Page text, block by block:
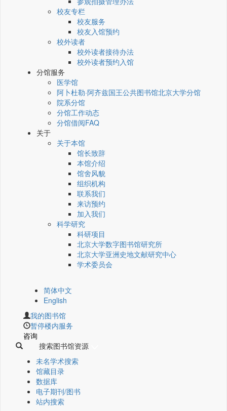
校友专栏
校友服务
校友入馆预约
校外读者
校外读者接待办法
校外读者预约入馆
分馆服务
医学馆
阿卜杜勒·阿齐兹国王公共图书馆北京大学分馆
院系分馆
分馆工作动态
分馆借阅FAQ
关于
关于本馆
馆长致辞
本馆介绍
馆舍风貌
组织机构
联系我们
来访预约
加入我们
科学研究
科研项目
北京大学数字图书馆研究所
北京大学亚洲史地文献研究中心
学术委员会
简体中文
English
我的图书馆
暂停楼内服务
咨询
搜索图书馆资源
未名学术搜索
馆藏目录
数据库
电子期刊/图书
站内搜索